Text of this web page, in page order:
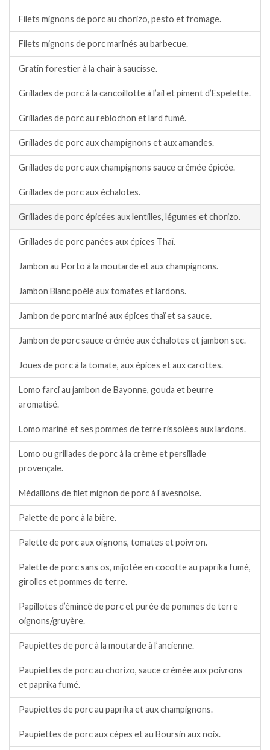
Filets mignons de porc au chorizo, pesto et fromage.
Filets mignons de porc marinés au barbecue.
Gratin forestier à la chair à saucisse.
Grillades de porc à la cancoillotte à l’ail et piment d’Espelette.
Grillades de porc au reblochon et lard fumé.
Grillades de porc aux champignons et aux amandes.
Grillades de porc aux champignons sauce crémée épicée.
Grillades de porc aux échalotes.
Grillades de porc épicées aux lentilles, légumes et chorizo.
Grillades de porc panées aux épices Thaï.
Jambon au Porto à la moutarde et aux champignons.
Jambon Blanc poêlé aux tomates et lardons.
Jambon de porc mariné aux épices thaï et sa sauce.
Jambon de porc sauce crémée aux échalotes et jambon sec.
Joues de porc à la tomate, aux épices et aux carottes.
Lomo farci au jambon de Bayonne, gouda et beurre
aromatisé.
Lomo mariné et ses pommes de terre rissolées aux lardons.
Lomo ou grillades de porc à la crème et persillade
provençale.
Médaillons de filet mignon de porc à l’avesnoise.
Palette de porc à la bière.
Palette de porc aux oignons, tomates et poivron.
Palette de porc sans os, mijotée en cocotte au paprika fumé,
girolles et pommes de terre.
Papillotes d’émincé de porc et purée de pommes de terre
oignons/gruyère.
Paupiettes de porc à la moutarde à l’ancienne.
Paupiettes de porc au chorizo, sauce crémée aux poivrons
et paprika fumé.
Paupiettes de porc au paprika et aux champignons.
Paupiettes de porc aux cèpes et au Boursin aux noix.